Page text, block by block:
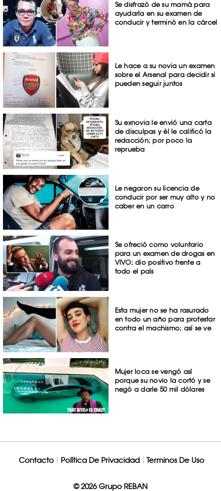
Se disfrazó de su mamá para
ayudarla en su examen de
conducir y terminó en la cárcel
Le hace a su novia un examen
sobre el Arsenal para decidir si
pueden seguir juntos
Su exnovia le envió una carta
de disculpas y él le calificó la
redacción; por poco la
reprueba
Le negaron su licencia de
conducir por ser muy alto y no
caber en un carro
Se ofreció como voluntario
para un examen de drogas en
VIVO; dio positivo frente a
todo el país
Esta mujer no se ha rasurado
en todo un año para protestar
contra el machismo; así se ve
Mujer loca se vengó así
porque su novio la cortó y se
negó a darle 50 mil dólares
Contacto Política De Privacidad Terminos De Uso
© 2026 Grupo REBAN